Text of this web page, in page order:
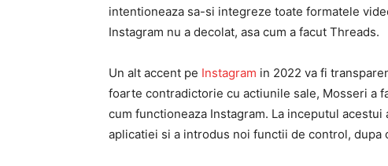
intentioneaza sa-si integreze toate formatele
Instagram nu a decolat, asa cum a facut Threads.
Un alt accent pe Instagram in 2022 va fi
foarte contradictorie cu actiunile sale, Mosseri a
cum functioneaza Instagram. La inceputul
aplicatiei si a introdus noi functii de control, dupa